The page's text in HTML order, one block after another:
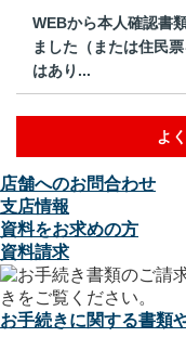
WEBから本人確認書
ました（または住民
はあり...
よ
店舗へのお問合わせ
支店情報
資料をお求めの方
資料請求
お手続きに関する書類